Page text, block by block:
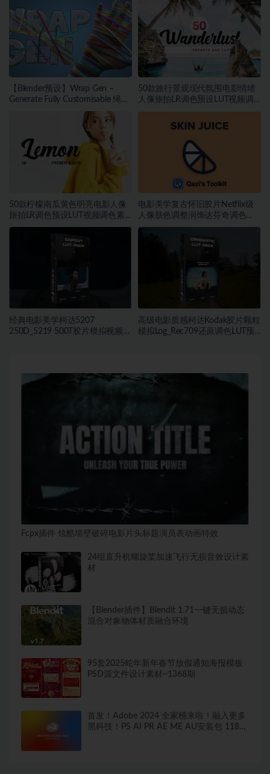
【Blender预设】Wrap Gen –
Generate Fully Customisable 绳索
50款旅行景观现代氛围电影情绪
人像旅拍LR调色预设LUT视频调
色素材
50款柠檬南瓜黄色明亮电影人像
旅拍LR调色预设LUT视频调色素
材
电影美学复古怀旧胶片Netflix级
人像肤色调整润饰达芬奇调色
DCTL插件
经典电影美学柯达5207
250D_5219 500T胶片模拟视频色
高级电影质感柯达Kodak胶片颗粒
模拟Log_Rec709还原调色LUT预
Fcpx插件 炫酷墙壁破碎电影片头标题演员表动画特效
24组直升机螺旋桨加速飞行无损音效设计素
材
【Blender插件】Blendit 1.71一键无损动态
混合对象物体材质融合环境
95套2025蛇年新年春节放假通知海报模板
PSD源文件设计素材~1368期
首发！Adobe 2024 全家桶来啦！融入更多
黑科技！PS AI PR AE ME AU安装包 1183